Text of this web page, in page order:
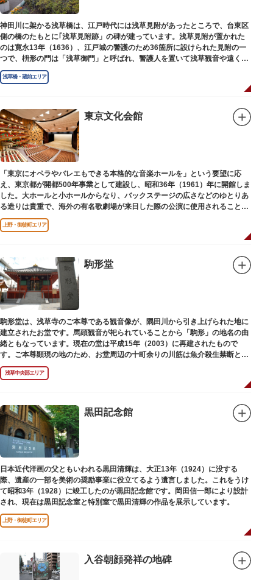
神田川に架かる浅草橋は、江戸時代には浅草見附があったところで、台東区
側の橋のたもとに｢浅草見附跡」の碑が建っています。浅草見附が置かれた
のは寛永13年（1636）、江戸城の警護のため36箇所に設けられた見附の一
つで、枡形の門は「浅草御門」と呼ばれ、警護人を置いて浅草観音や遠くは
奥州へ往来する人々を取り締まりました。
浅草橋・蔵前エリア
東京文化会館
「東京にオペラやバレエもできる本格的な音楽ホールを」という要望に応
え、東京都が開都500年事業として建設し、昭和36年（1961）年に開館しま
した。大ホールと小ホールからなり、バックステージの広さなどのゆとりあ
る造りは貴重で、海外の有名歌劇場が来日した際の公演に使用されることが
多いホールです。
上野・御徒町エリア
駒形堂
駒形堂は、浅草寺のご本尊である観音像が、隅田川から引き上げられた地に
建立されたお堂です。馬頭観音が祀られていることから「駒形」の地名の由
緒ともなっています。現在の堂は平成15年（2003）に再建されたもので
す。ご本尊顕現の地のため、お堂周辺の十町余りの川筋は魚介殺生禁断とな
り、戒殺碑が建立されました。
浅草中央部エリア
黒田記念館
日本近代洋画の父ともいわれる黒田清輝は、大正13年（1924）に没する
際、遺産の一部を美術の奨励事業に役立てるよう遺言しました。これをうけ
て昭和3年（1928）に竣工したのが黒田記念館です。岡田信一郎により設計
され、現在は黒田記念室と特別室で黒田清輝の作品を展示しています。
上野・御徒町エリア
入谷朝顔発祥の地碑